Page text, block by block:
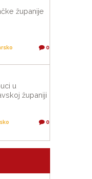
županije
0
u
županiji
0